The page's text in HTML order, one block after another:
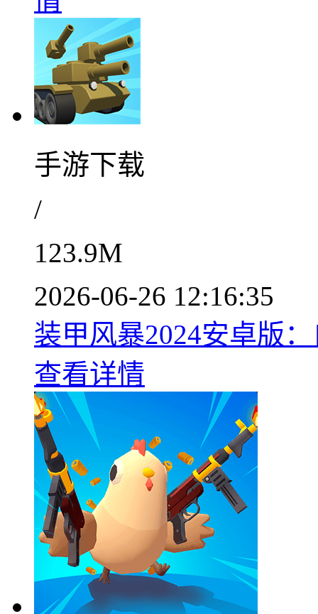
手游下载
/
123.9M
2026-06-26 12:16:35
装甲风暴2024安卓版
查看详情